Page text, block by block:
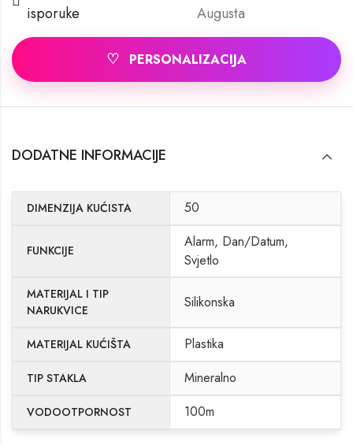
isporuke
Augusta
♡ PERSONALIZACIJA
DODATNE INFORMACIJE
DIMENZIJA KUĆISTA 50
FUNKCIJE
Alarm, Dan/Datum,
Svjetlo
MATERIJAL I TIP
NARUKVICE
Silikonska
MATERIJAL KUĆIŠTA Plastika
TIP STAKLA Mineralno
VODOOTPORNOST 100m